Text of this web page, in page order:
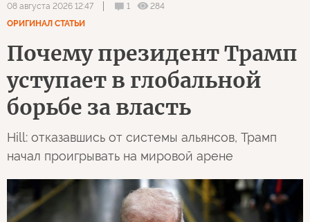
08 августа 2026 12:47 1
284
ОРИГИНАЛ СТАТЬИ
Почему президент Трамп
уступает в глобальной
борьбе за власть
Hill: отказавшись от системы альянсов, Трамп
начал проигрывать на мировой арене